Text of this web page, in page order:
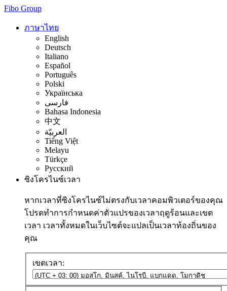
Fibo Group
ภาษาไทย
English
Deutsch
Italiano
Español
Português
Polski
Українська
فارسی
Bahasa Indonesia
中文
العربيّة
Tiếng Việt
Melayu
Türkçe
Русский
ซิงโครไนซ์เวลา
หากเวลาที่ซิงโครไนซ์ไม่ตรงกับเวลาคอมพิวเตอร์ของคุณ
โปรดทำการกำหนดค่าตัวแปรของเวลาฤดูร้อนและเขต
เวลา เวลาทั้งหมดในเว็บไซต์จะแปลเป็นเวลาท้องถิ่นของ
คุณ
เขตเวลา: